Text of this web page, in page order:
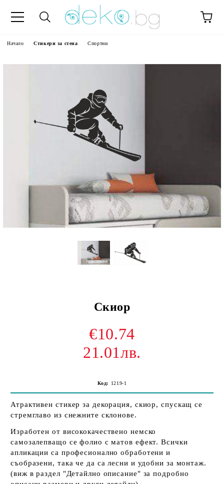
Начало Стикери за стена Спортни
Скиор
€10.74
21.01лв.
Код: 1219-1
Атрактивен стикер за декорация, скиор, спускащ се
стремглаво из снежните склонове.
Изработен от висококачествено немско
самозалепващо се фолио с матов ефект. Всички
апликации са професионално обработени и
съобразени, така че да са лесни и удобни за монтаж.
(виж в раздел "Детайлно описание" за подробно